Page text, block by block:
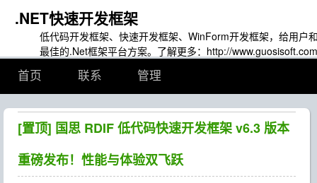
.NET快速开发框架
低代码开发框架、快速开发框架、WinForm开发框架，给用户
最佳的.Net框架平台方案。了解更多： http://
首页 联系 管理
[置顶] 国思 RDIF 低代码快速开发框架 v6.3 版本
重磅发布！性能与体验双飞跃